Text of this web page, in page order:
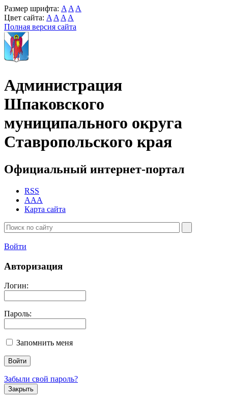
Размер шрифта: A A A
Цвет сайта: A A A A
Полная версия сайта
Администрация
Шпаковского
муниципального округа
Ставропольского края
Официальный интернет-портал
RSS
AAA
Карта сайта
Войти
Авторизация
Логин:
Пароль:
Запомнить меня
Забыли свой пароль?
Закрыть